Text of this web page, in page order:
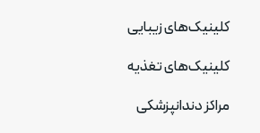
کلینیک‌های زیبایی
کلینیک‌های تغذیه
مراکز دندانپزشکی